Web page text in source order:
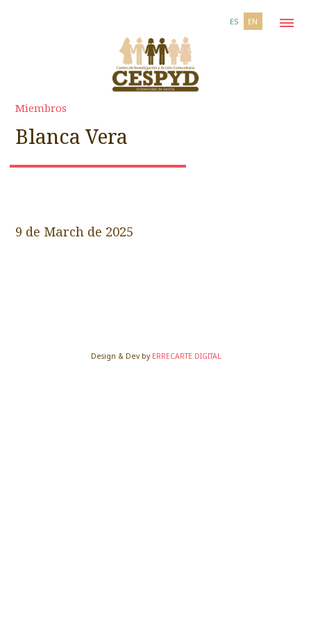
ES EN
Miembros
Blanca Vera
9 de March de 2025
Design & Dev by ERRECARTE.DIGITAL